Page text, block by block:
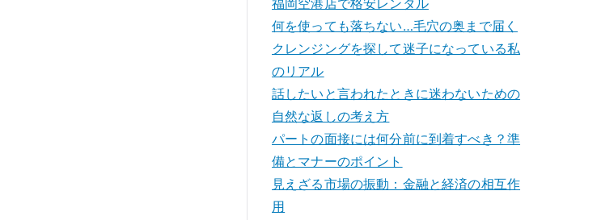
福岡空港店で格安レンタル
何を使っても落ちない…毛穴の奥まで届く
クレンジングを探して迷子になっている私
のリアル
話したいと言われたときに迷わないための
自然な返しの考え方
パートの面接には何分前に到着すべき？準
備とマナーのポイント
見えざる市場の振動：金融と経済の相互作
用